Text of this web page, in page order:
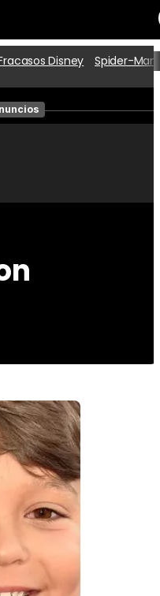
Películas
Disney Spider-